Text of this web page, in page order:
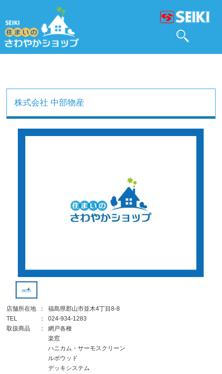
株式会社 中部物産
店舗所在地 ：
福島県郡山市並木4丁目8-8
TEL
：
024-934-1283
取扱商品
：
網戸各種
楽窓
ハニカム・サーモスクリーン
ルポウッド
デッキシステム